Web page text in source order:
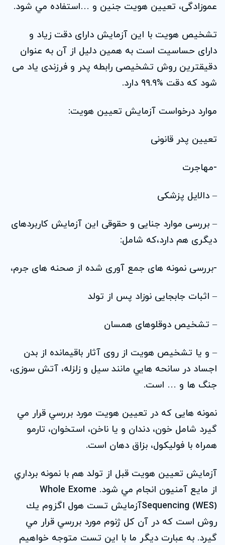
عموزادگی، تعيين هويت جنين و …استفاده مي شود.
تشخيص هويت با اين آزمايش دارای دقت زياد و
دارای حساسيت است به همين دليل از آن به عنوان
دقيقترين روش تشخيصی رابطه پدر و فرزندی ياد می
شود که دقت %۹۹.۹ دارد.
موارد درخواست آزمايش تعيين هويت:
تعيين پدر قانونی
-مهاجرت
– دالايل پزشکی
– بررسی موارد جنايی و حقوقی اين آزمايش کاربردهای
ديگری هم دارد،كه شامل:
-بررسی نمونه های جمع آوری شده از صحنه های جرم،
– اثبات جابجايی نوزاد پس از تولد
– تشخیص دوقلوهای همسان
– و يا تشخيص هويت از روی آثار باقيمانده از بدن
اجساد در سانحه هايي مانند سيل و زلزله، آتش سوزی،
جنگ ها و … است.
نمونه هايی که در تعيين هویت مورد بررسي قرار مي
گيرد شامل خون، دندان و يا ناخن، استخوان، تارمو
همراه با فوليکول، بزاق دهان است.
آزمايش تعيين هويت قبل از تولد هم با نمونه برداري
از مايع آمنيون انجام مي شود. Whole Exome
Sequencing (WES)آزمايش تست هول اگزوم يك
روش است كه در آن كل ژنوم مورد بررسي قرار مي
گيرد. به عبارت ديگر ما با اين تست متوجه خواهيم